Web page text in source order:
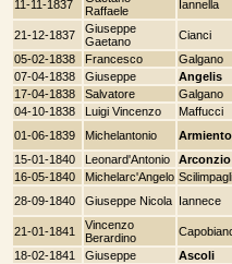
11-11-1837
Raffaele
Iannella
21-12-1837
Giuseppe
Gaetano
Cianci
05-02-1838
Francesco Galgano
07-04-1838
Giuseppe Angelis
17-04-1838
Salvatore Galgano
04-10-1838
Luigi Vincenzo Maffucci
01-06-1839
Michelantonio Armiento
15-01-1840
Leonard'Antonio Arconzio
16-05-1840
Michelarc'Angelo
28-09-1840
Giuseppe Nicola Iannece
21-01-1841
Vincenzo
Berardino
18-02-1841
Giuseppe Ascoli